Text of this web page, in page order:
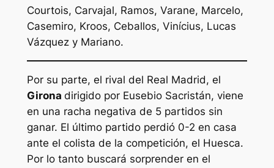
Courtois, Carvajal, Ramos, Varane, Marcelo,
Casemiro, Kroos, Ceballos, Vinícius, Lucas
Vázquez y Mariano.
Por su parte, el rival del Real Madrid, el
Girona dirigido por Eusebio Sacristán, viene
en una racha negativa de 5 partidos sin
ganar. El último partido perdió 0-2 en casa
ante el colista de la competición, el Huesca.
Por lo tanto buscará sorprender en el